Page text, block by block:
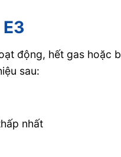
động, hết gas hoặc
sau:
nhất